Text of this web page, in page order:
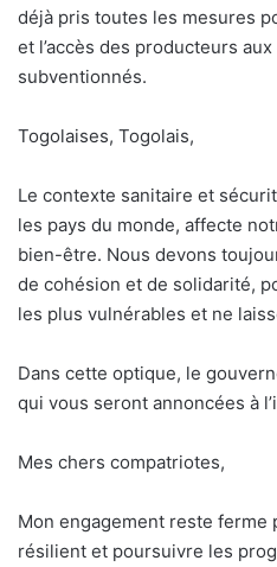
déjà pris toutes les mesures
et l’accès des producteurs
subventionnés.
Togolaises, Togolais,
Le contexte sanitaire et
les pays du monde, affecte
bien-être. Nous devons
de cohésion et de solidarité,
les plus vulnérables et ne
Dans cette optique, le
qui vous seront annoncées à
Mes chers compatriotes,
Mon engagement reste ferme
résilient et poursuivre les